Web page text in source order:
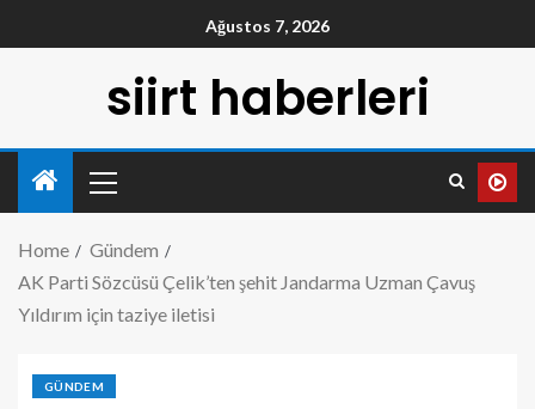
Ağustos 7, 2026
siirt haberleri
Home
Gündem
AK Parti Sözcüsü Çelik’ten şehit Jandarma Uzman Çavuş
Yıldırım için taziye iletisi
GÜNDEM